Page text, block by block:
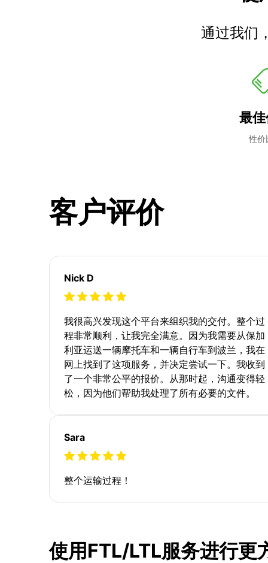
通过我们
最
性价
客户评价
Nick D
我很高兴发现这个平台来组织我的交付。整个过
程非常顺利，让我完全满意。因为我需要从保加
利亚运送一辆摩托车和一辆自行车到波兰，我在
网上找到了这项服务，并决定尝试一下。我收到
了一个非常公平的报价。从那时起，沟通变得轻
松，因为他们帮助我处理了所有必要的文件。
Sara
整个运输过程！
使用FTL/LTL服务进行更